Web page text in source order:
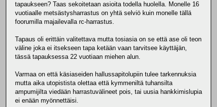
tapaukseen? Taas sekoitetaan asioita todella huolella. Monelle 16
vuotiaalle metsästysharrastus on yhtä selviö kuin monelle tällä
foorumilla majailevalla rc-harrastus.
Tapaus oli erittäin valitettava mutta tosiasia on se että ase oli teon
väline joka ei itsekseen tapa ketään vaan tarvitsee käyttäjän,
tässä tapauksessa 22 vuotiaan miehen alun.
Varmaa on että käsiaseiden hallussapitolupiin tulee tarkennuksia
mutta aika utopistista olettaa että kymmeniltä tuhansilta
ampumijilta viedään harrastuvälineet pois, tai uusia hankkimislupia
ei enään myönnettäisi.